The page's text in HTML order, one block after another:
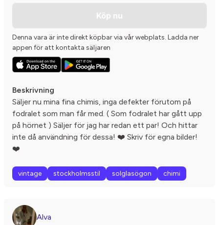
Köp nu
Denna vara är inte direkt köpbar via vår webplats. Ladda ner
appen för att kontakta säljaren
Beskrivning
Säljer nu mina fina chimis, inga defekter förutom på
fodralet som man får med. ( Som fodralet har gått upp
på hörnet ) Säljer för jag har redan ett par! Och hittar
inte då användning för dessa! ❤️ Skriv för egna bilder!
❤️
vintage stockholmsstil solglasögon chimi
Alva